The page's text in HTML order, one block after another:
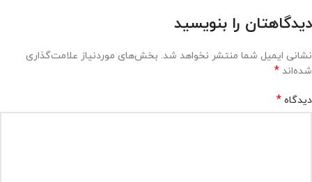
دیدگاهتان را بنویسید
نشانی ایمیل شما منتشر نخواهد شد. بخش‌های موردنیاز علامت‌گذاری
شده‌اند *
دیدگاه *